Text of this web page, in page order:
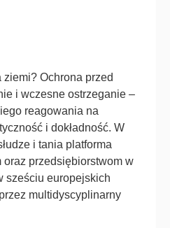
Ochrona przed
i wczesne ostrzeganie –
reagowania na
i dokładność. W
i tania platforma
oraz przedsiębiorstwom w
sześciu europejskich
multidyscyplinarny